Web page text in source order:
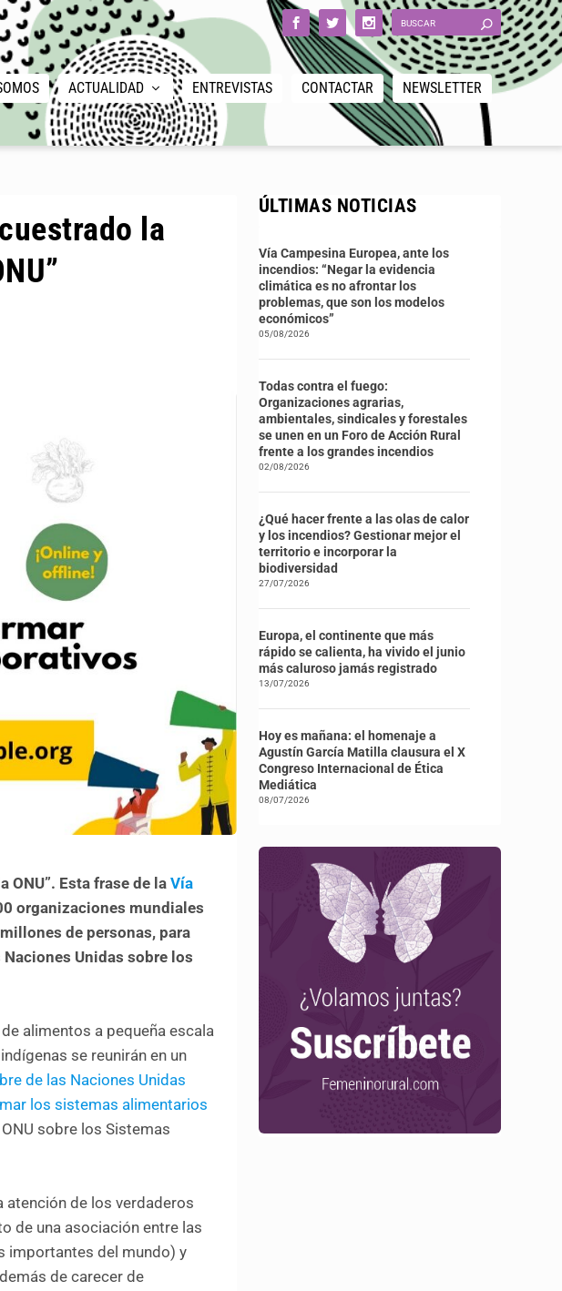
ACTUALIDAD ENTREVISTAS CONTACTAR NEWSLETTER
la
ONU”. Esta frase de laVía
organizaciones mundiales
de personas, para
Unidas sobre los
alimentos a pequeña escala
se reunirán en un
de las Naciones Unidas
los sistemas alimentarios
sobre los Sistemas
atención de los verdaderos
de una asociación entre las
importantes del mundo) y
de carecer de
ÚLTIMAS NOTICIAS
Vía Campesina Europea, ante los
incendios: “Negar la evidencia
climática es no afrontar los
problemas, que son los modelos
económicos”
05/08/2026
Todas contra el fuego:
Organizaciones agrarias,
ambientales, sindicales y forestales
se unen en un Foro de Acción Rural
frente a los grandes incendios
02/08/2026
¿Qué hacer frente a las olas de calor
y los incendios? Gestionar mejor el
territorio e incorporar la
biodiversidad
27/07/2026
Europa, el continente que más
rápido se calienta, ha vivido el junio
más caluroso jamás registrado
13/07/2026
Hoy es mañana: el homenaje a
Agustín García Matilla clausura el X
Congreso Internacional de Ética
Mediática
08/07/2026